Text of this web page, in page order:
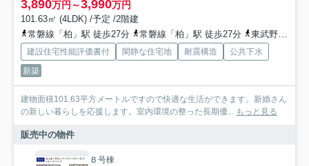
3,890万円～3,990万円
101.63㎡ (4LDK) /予定 /2階建
常磐線「柏」駅 徒歩27分
常磐線「柏」駅 徒歩27分 東武野田線「新柏」駅 徒歩35分
建設住宅性能評価書付 閑静な住宅地 耐震構造
公共下水
新築
建物面積101.63平方メートルですので快適な生活ができます。新婚さん
の新しい暮らしを応援します。室内環境の整った長期優... もっと見る
販売中の物件
Ｂ号棟